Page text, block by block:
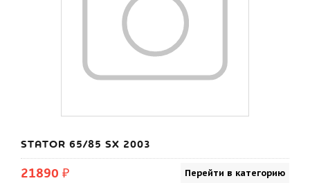
STATOR 65/85 SX 2003
21890 ₽ Перейти в категорию